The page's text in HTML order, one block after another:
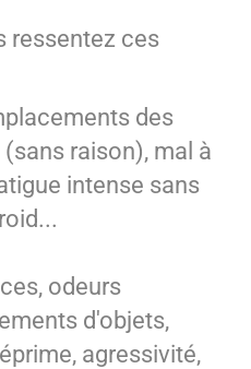
ressentez ces
des
raison), mal à
intense sans
odeurs
d'objets,
agressivité,